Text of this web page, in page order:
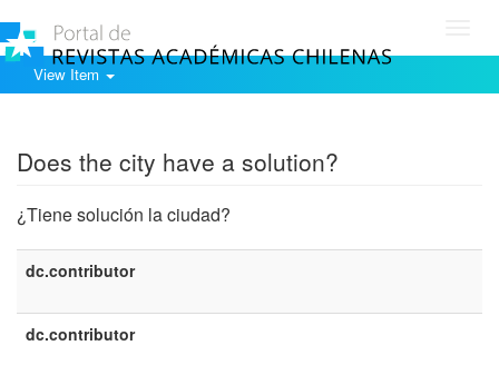
View Item
Does the city have a solution?
¿Tiene solución la ciudad?
dc.contributor
dc.contributor